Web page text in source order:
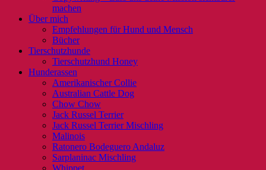
machen
Über mich
Empfehlungen für Hund und Mensch
Bücher
Tierschutzhunde
Tierschutzhund Honey
Hunderassen
Amerikanischer Collie
Australian Cattle Dog
Chow Chow
Jack Russel Terrier
Jack Russel Terrier Mischling
Malinois
Ratonero Bodeguero Andaluz
Sarplaninac Mischling
Whippet